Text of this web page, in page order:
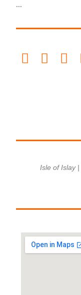
...
Isle of Islay